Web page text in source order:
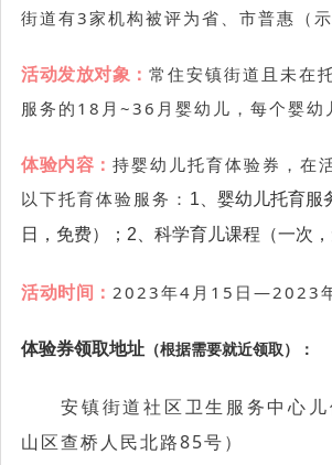
街道有3家机构被评为省、市普惠（示
活动发放对象： 常住安镇街道且未在
服务的18月~36月婴幼儿，每个婴幼
体验内容： 持婴幼儿托育体验券，在
以下托育体验服务： 1、婴幼儿托育服
日，免费）；2、科学育儿课程（一次，
活动时间： 2023年4月15日—2023
体验券领取地址 （根据需要就近领取）：
安镇街道社区卫生服务中心
山区查桥人民北路85号）